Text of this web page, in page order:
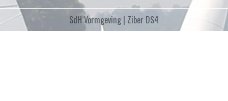
SdH Vormgeving | Ziber DS4